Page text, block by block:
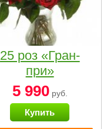
25 роз «Гран-
при»
5 990руб.
Купить